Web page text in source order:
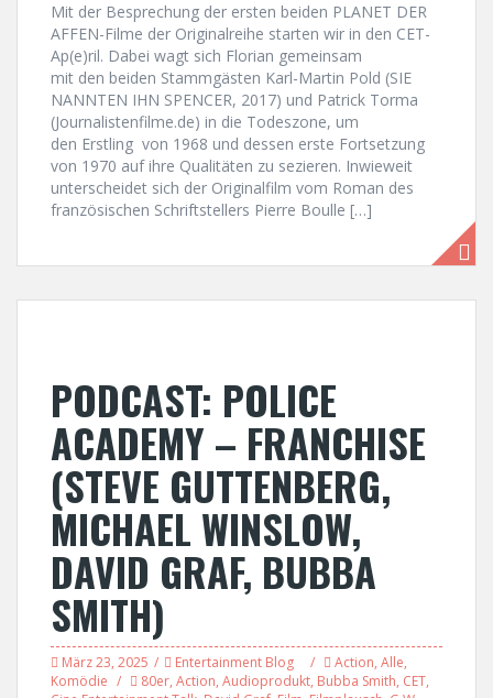
Mit der Besprechung der ersten beiden PLANET DER
AFFEN-Filme der Originalreihe starten wir in den CET-
Ap(e)ril. Dabei wagt sich Florian gemeinsam
mit den beiden Stammgästen Karl-Martin Pold (SIE
NANNTEN IHN SPENCER, 2017) und Patrick Torma
(Journalistenfilme.de) in die Todeszone, um
den Erstling von 1968 und dessen erste Fortsetzung
von 1970 auf ihre Qualitäten zu sezieren. Inwieweit
unterscheidet sich der Originalfilm vom Roman des
französischen Schriftstellers Pierre Boulle […]
PODCAST: POLICE
ACADEMY – FRANCHISE
(STEVE GUTTENBERG,
MICHAEL WINSLOW,
DAVID GRAF, BUBBA
SMITH)
März 23, 2025 Entertainment Blog Action, Alle,
Komödie
80er, Action, Audioprodukt, Bubba Smith, CET,